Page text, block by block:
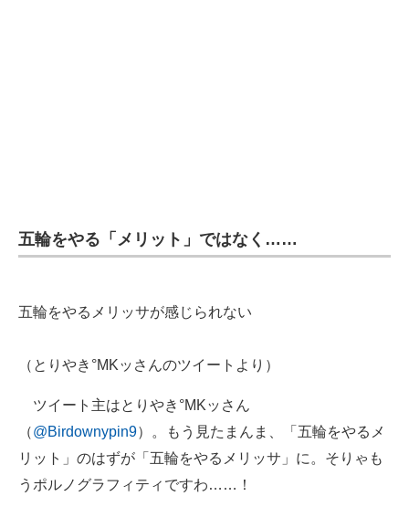
五輪をやる「メリット」ではなく……
五輪をやるメリッサが感じられない
（とりやき°MKッさんのツイートより）
ツイート主はとりやき°MKッさん
（@Birdownypin9）。もう見たまんま、「五輪をやるメ
リット」のはずが「五輪をやるメリッサ」に。そりゃも
うポルノグラフィティですわ……！